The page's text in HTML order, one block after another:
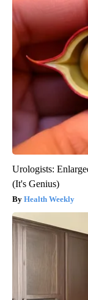
Urologists:
(It's Genius)
Health Weekly